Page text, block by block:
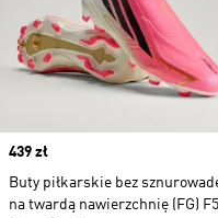
Price
439 zł
Buty piłkarskie bez
na twardą nawierzchnię (FG)